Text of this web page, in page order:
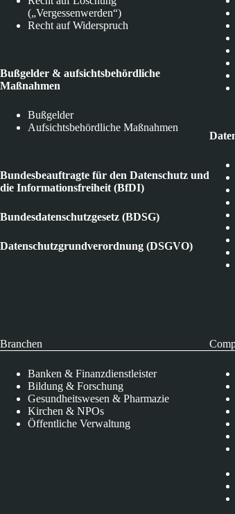
(„Vergessenwerden“)
Recht auf Widerspruch
Bußgelder & aufsichtsbehördliche
Maßnahmen
Bußgelder
Aufsichtsbehördliche Maßnahmen
Bundesbeauftragte für den Datenschutz und
die Informationsfreiheit (BfDI)
Bundesdatenschutzgesetz (BDSG)
Datenschutzgrundverordnung (DSGVO)
Branchen
Banken & Finanzdienstleister
Bildung & Forschung
Gesundheitswesen & Pharmazie
Kirchen & NPOs
Öffentliche Verwaltung